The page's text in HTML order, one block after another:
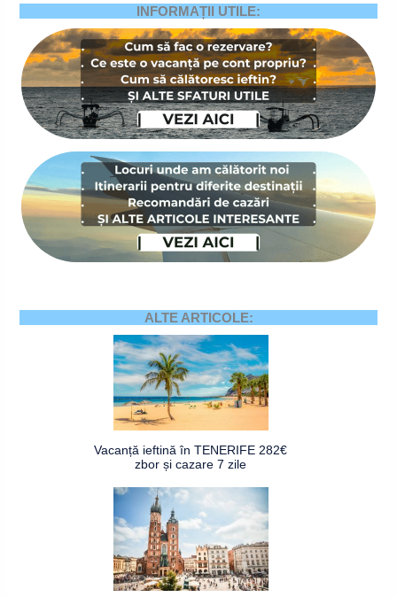
INFORMAȚII UTILE:
ALTE ARTICOLE:
Vacanță ieftină în TENERIFE 282€
zbor și cazare 7 zile